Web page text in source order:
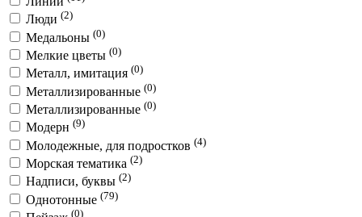
Люди (2)
Медальоны (0)
Мелкие цветы (0)
Металл, имитация (0)
Металлизированные (0)
Металлизированные (0)
Модерн (9)
Молодежные, для подростков (4)
Морская тематика (2)
Надписи, буквы (2)
Однотонные (79)
(0)